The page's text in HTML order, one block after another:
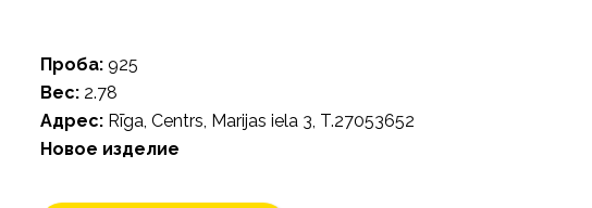
Проба: 925
Bес: 2.78
Адрес: Rīga, Centrs, Marijas iela 3, T.27053652
Новое изделие